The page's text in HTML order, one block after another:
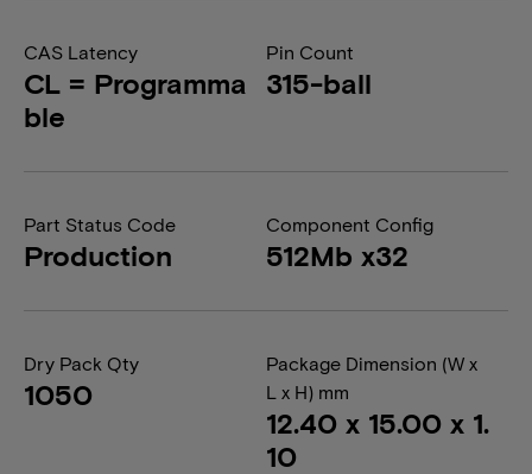
CAS Latency
CL = Programma
ble
Pin Count
315-ball
Part Status Code
Production
Component Config
512Mb x32
Dry Pack Qty
1050
Package Dimension (W x
L x H) mm
12.40 x 15.00 x 1.
10